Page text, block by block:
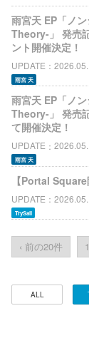
雨宮天 EP「ノ
Theory-」 発売
ント開催決定！
UPDATE
雨宮 天
雨宮天 EP「ノ
Theory-」 発売
て開催決定！
UPDATE
雨宮 天
【Portal
UPDATE
TrySail
‹ 前の20件 1
ALL